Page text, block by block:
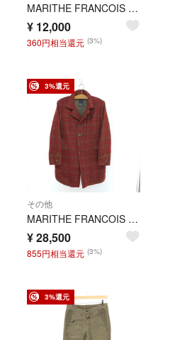
MARITHE FRANCOIS GIRBAUD マリテフランソワジルボー デニムパンツ サイズ:L ジーンズ M7-1197 ブルー メンズ / 240001207669
¥ 12,000
360円相当還元 (3%)
3%還元
その他
MARITHE FRANCOIS GIRBAUD マリテフランソワジルボー コート サイズ:L チェック柄 レッド メンズ / 240001207751
¥28,500
855円相当還元 (3%)
3%還元